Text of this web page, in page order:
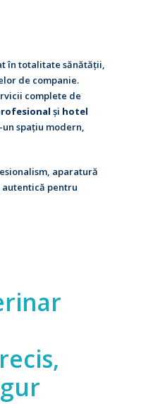
în totalitate sănătății,
de companie.
complete de
și hotel
spațiu modern,
aparatură
pentru